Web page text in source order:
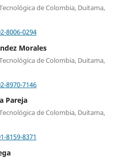
de Colombia, Duitama,
8006-0294
Morales
de Colombia, Duitama,
8970-7146
Pareja
de Colombia, Duitama,
8159-8371